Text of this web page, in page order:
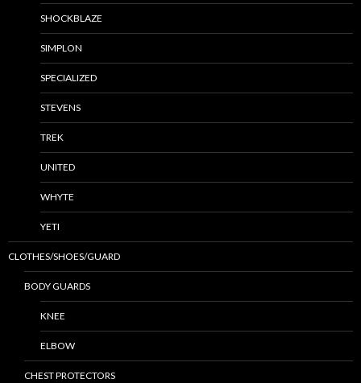
SHOCKBLAZE
SIMPLON
SPECIALIZED
STEVENS
TREK
UNITED
WHYTE
YETI
CLOTHES/SHOES/GUARD
BODY GUARDS
KNEE
ELBOW
CHEST PROTECTORS